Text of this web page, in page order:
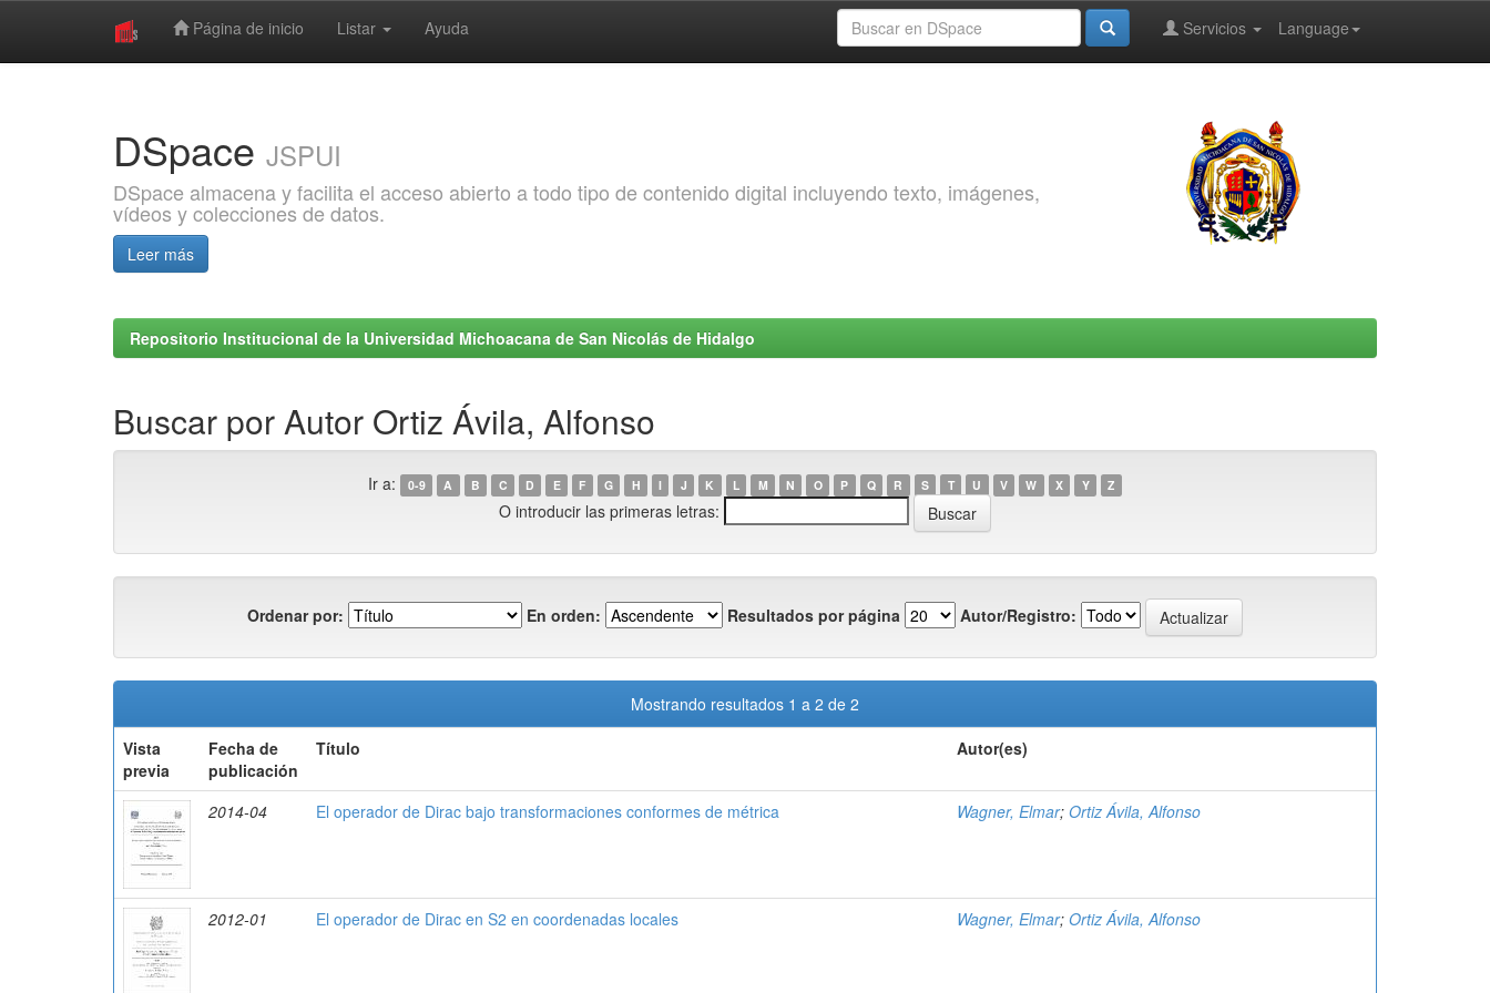
Página de inicio Listar Ayuda Language
Servicios
DSpace JSPUI
DSpace almacena y facilita el acceso abierto a todo tipo de contenido digital incluyendo texto, imágenes,
vídeos y colecciones de datos.
Leer más
Repositorio Institucional de la Universidad Michoacana de San Nicolás de Hidalgo
Buscar por Autor Ortiz Ávila, Alfonso
Ir a: 0-9 A B C D E F G H I J K L M N O P Q R S T U V W X Y Z
O introducir las primeras letras:
Ordenar por: En orden: Resultados por página Autor/Registro:
Mostrando resultados 1 a 2 de 2
Vista
previa
Fecha de
publicación
Título Autor(es)
2014-04 El operador de Dirac bajo transformaciones conformes de métrica Wagner, Elmar; Ortiz Ávila, Alfonso
2012-01 El operador de Dirac en S2 en coordenadas locales Wagner, Elmar; Ortiz Ávila, Alfonso